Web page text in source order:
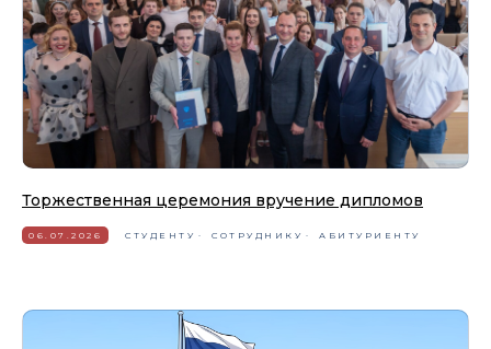
Торжественная церемония вручение дипломов
06.07.2026 СТУДЕНТУ СОТРУДНИКУ АБИТУРИЕНТУ